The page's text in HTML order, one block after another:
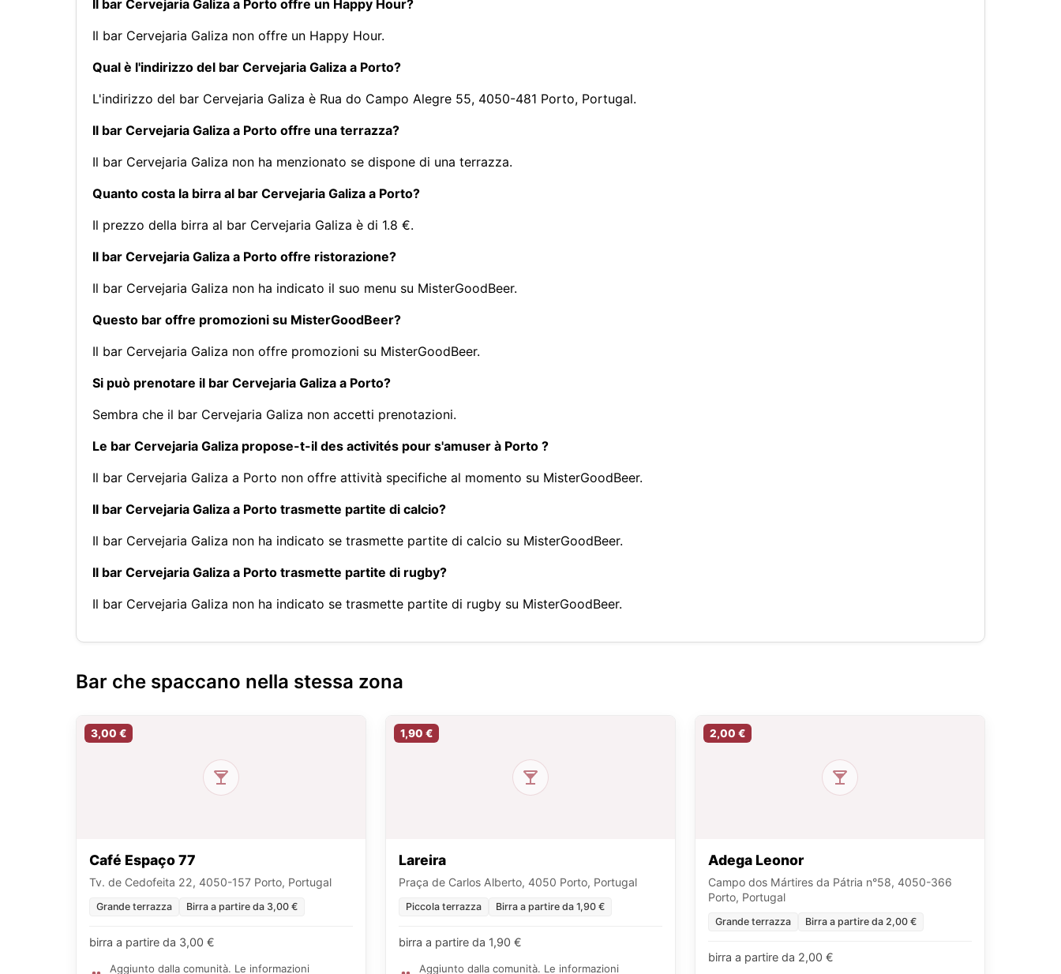
Il bar Cervejaria Galiza a Porto offre un Happy Hour?
Il bar Cervejaria Galiza non offre un Happy Hour.
Qual è l'indirizzo del bar Cervejaria Galiza a Porto?
L'indirizzo del bar Cervejaria Galiza è Rua do Campo Alegre 55, 4050-481 Porto, Portugal.
Il bar Cervejaria Galiza a Porto offre una terrazza?
Il bar Cervejaria Galiza non ha menzionato se dispone di una terrazza.
Quanto costa la birra al bar Cervejaria Galiza a Porto?
Il prezzo della birra al bar Cervejaria Galiza è di 1.8 €.
Il bar Cervejaria Galiza a Porto offre ristorazione?
Il bar Cervejaria Galiza non ha indicato il suo menu su MisterGoodBeer.
Questo bar offre promozioni su MisterGoodBeer?
Il bar Cervejaria Galiza non offre promozioni su MisterGoodBeer.
Si può prenotare il bar Cervejaria Galiza a Porto?
Sembra che il bar Cervejaria Galiza non accetti prenotazioni.
Le bar Cervejaria Galiza propose-t-il des activités pour s'amuser à Porto ?
Il bar Cervejaria Galiza a Porto non offre attività specifiche al momento su MisterGoodBeer.
Il bar Cervejaria Galiza a Porto trasmette partite di calcio?
Il bar Cervejaria Galiza non ha indicato se trasmette partite di calcio su MisterGoodBeer.
Il bar Cervejaria Galiza a Porto trasmette partite di rugby?
Il bar Cervejaria Galiza non ha indicato se trasmette partite di rugby su MisterGoodBeer.
Bar che spaccano nella stessa zona
3,00 €
Café Espaço 77
Tv. de Cedofeita 22, 4050-157 Porto, Portugal
Grande terrazza Birra a partire da 3,00 €
birra a partire da 3,00 €
Aggiunto dalla comunità. Le informazioni
1,90 €
Lareira
Praça de Carlos Alberto, 4050 Porto, Portugal
Piccola terrazza Birra a partire da 1,90 €
birra a partire da 1,90 €
Aggiunto dalla comunità. Le informazioni
2,00 €
Adega Leonor
Campo dos Mártires da Pátria n°58, 4050-366
Porto, Portugal
Grande terrazza Birra a partire da 2,00 €
birra a partire da 2,00 €